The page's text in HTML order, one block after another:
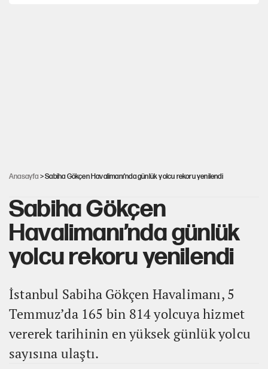
Anasayfa > Sabiha Gökçen Havalimanı’nda günlük yolcu rekoru yenilendi
Sabiha Gökçen
Havalimanı’nda günlük
yolcu rekoru yenilendi
İstanbul Sabiha Gökçen Havalimanı, 5
Temmuz’da 165 bin 814 yolcuya hizmet
vererek tarihinin en yüksek günlük yolcu
sayısına ulaştı.